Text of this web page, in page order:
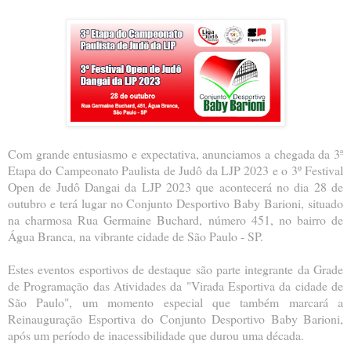
Com grande entusiasmo e expectativa, anunciamos a chegada da 3ª
Etapa do Campeonato Paulista de Judô da LJP 2023 e o 3º Festival
Open de Judô Dangai da LJP 2023 que acontecerá no dia 28 de
outubro e terá lugar no Conjunto Desportivo Baby Barioni, situado
na charmosa Rua Germaine Buchard, número 451, no bairro de
Água Branca, na vibrante cidade de São Paulo - SP.
Estes eventos esportivos de destaque são parte integrante da Grade
de Programação das Atividades da "Virada Esportiva da cidade de
São Paulo", um momento especial que também marcará a
Reinauguração Esportiva do Conjunto Desportivo Baby Barioni,
após um período de inacessibilidade que durou uma década.